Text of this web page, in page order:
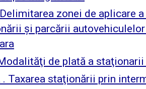
zonei de aplicare
și parcării
de plată a
. Taxarea staţionării prin